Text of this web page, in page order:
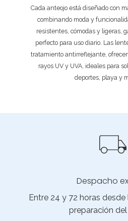
Cada anteojo está diseñado con
combinando moda y
resistentes, cómodas y ligeras,
perfecto para uso diario. Las
tratamiento antirreflejante,
rayos UV y UVA, ideales para
deportes, playa y
Despacho
Entre 24 y 72 horas
preparación